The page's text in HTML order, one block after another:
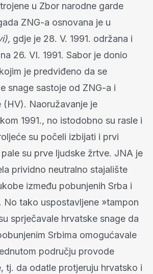
u Zbor narodne garde
ZNG-a osnovana je u
gdje je 28. V. 1991. održana i
26. VI. 1991. Sabor je donio
je predviđeno da se
snage sastoje od ZNG-a i
(HV). Naoružavanje je
1991., no istodobno su rasle i
su počeli izbijati i prvi
su prve ljudske žrtve. JNA je
prividno neutralno stajalište
između pobunjenih Srba i
No tako uspostavljene »tampon
sprječavale hrvatske snage da
Srbima omogućavale
području provode
tj. da odatle protjeruju hrvatsko i